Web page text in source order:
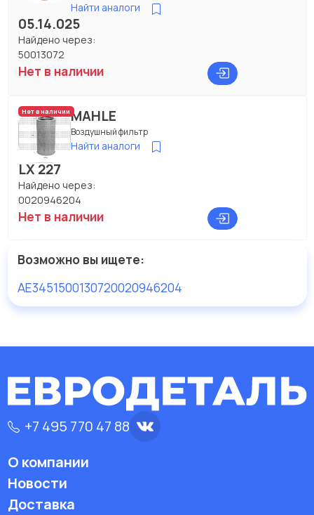
Найти аналоги
05.14.025
Найдено через:
50013072
Нет в наличии
Нет в наличииMAHLE
Воздушный фильтр
Найти аналоги
LX 227
Найдено через:
0020946204
Нет в наличии
Возможно вы ищете:
AE3451500130720020946204
+7 495 770 47 88
О компании
Новости
Доставка